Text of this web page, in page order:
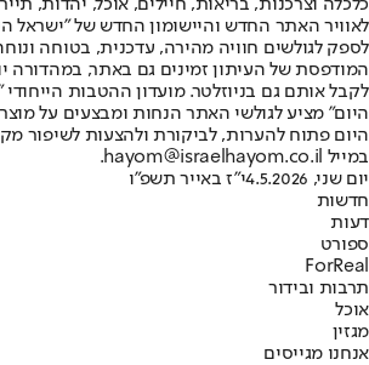
לאוויר האתר החדש והיישומון החדש של "ישראל
לספק לגולשים חוויה מהירה, עדכנית, בטוחה
המודפסת של העיתון זמינים גם באתר, במהדורה
לקבל אותם גם בניוזלטר. מועדון ההטבות
היום" מציע לגולשי האתר הנחות ומבצעים על
היום פתוח להערות, לביקורת ולהצעות לשיפור
במייל hayom@israelhayom.co.il.
יום שני, 4.5.2026
י"ז באייר תשפ"ו
חדשות
דעות
ספורט
ForReal
תרבות ובידור
אוכל
מגזין
אנחנו מגייסים